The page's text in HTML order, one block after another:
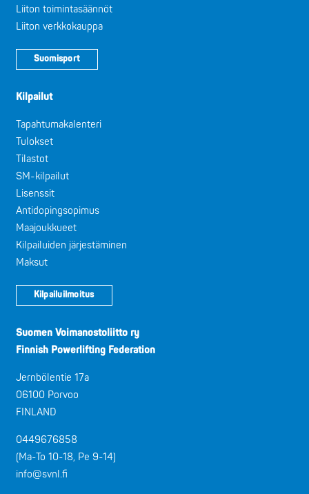
Liiton toimintasäännöt
Liiton verkkokauppa
Suomisport
Kilpailut
Tapahtumakalenteri
Tulokset
Tilastot
SM-kilpailut
Lisenssit
Antidopingsopimus
Maajoukkueet
Kilpailuiden järjestäminen
Maksut
Kilpailuilmoitus
Suomen Voimanostoliitto ry
Finnish Powerlifting Federation
Jernbölentie 17a
06100 Porvoo
FINLAND
0449676858
(Ma-To 10-18, Pe 9-14)
info@svnl.fi